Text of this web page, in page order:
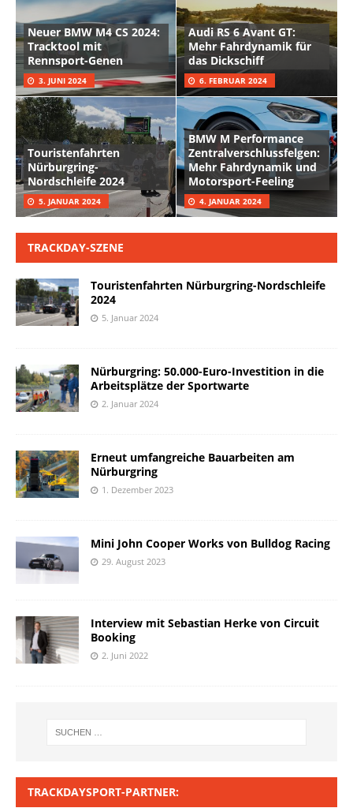
Neuer BMW M4 CS 2024:
Tracktool mit
Rennsport-Genen
3. JUNI 2024
Audi RS 6 Avant GT:
Mehr Fahrdynamik für
das Dickschiff
6. FEBRUAR 2024
Touristenfahrten
Nürburgring-
Nordschleife 2024
5. JANUAR 2024
BMW M Performance
Zentralverschlussfelgen:
Mehr Fahrdynamik und
Motorsport-Feeling
4. JANUAR 2024
TRACKDAY-SZENE
Touristenfahrten Nürburgring-Nordschleife
2024
5. Januar 2024
Nürburgring: 50.000-Euro-Investition in die
Arbeitsplätze der Sportwarte
2. Januar 2024
Erneut umfangreiche Bauarbeiten am
Nürburgring
1. Dezember 2023
Mini John Cooper Works von Bulldog Racing
29. August 2023
Interview mit Sebastian Herke von Circuit
Booking
2. Juni 2022
TRACKDAYSPORT-PARTNER: